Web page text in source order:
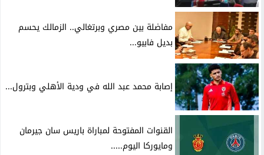
مفاضلة بين مصري وبرتغالي.. الزمالك يحسم
بديل فابيو...
إصابة محمد عبد الله في ودية الأهلي وبترول...
القنوات المفتوحة لمباراة باريس سان جيرمان
ومايوركا اليوم.....